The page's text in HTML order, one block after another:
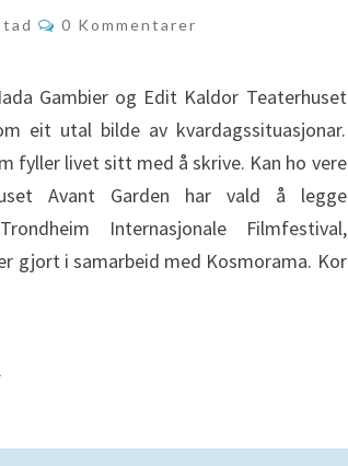
Kommentarer
0 Kommentarer
Gambier og Edit Kaldor Teaterhuset
eit utal bilde av kvardagssituasjonar.
fyller livet sitt med å skrive. Kan ho vere
Avant Garden har vald å legge
Internasjonale Filmfestival,
gjort i samarbeid med Kosmorama. Kor